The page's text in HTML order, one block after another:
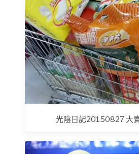
光陰日記20150827 大